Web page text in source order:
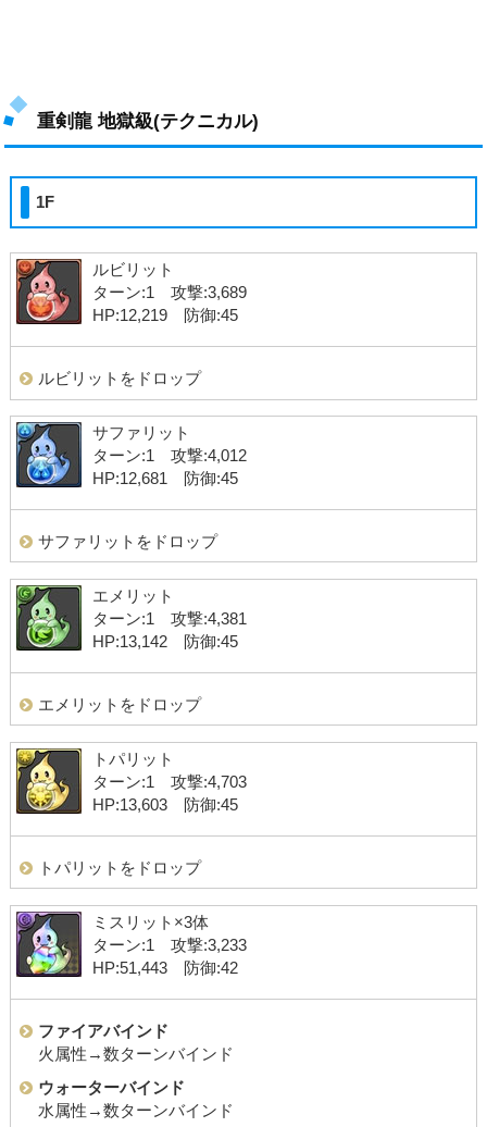
重剣龍 地獄級(テクニカル)
1F
ルビリット
ターン:1 攻撃:3,689
HP:12,219 防御:45
ルビリットをドロップ
サファリット
ターン:1 攻撃:4,012
HP:12,681 防御:45
サファリットをドロップ
エメリット
ターン:1 攻撃:4,381
HP:13,142 防御:45
エメリットをドロップ
トパリット
ターン:1 攻撃:4,703
HP:13,603 防御:45
トパリットをドロップ
ミスリット×3体
ターン:1 攻撃:3,233
HP:51,443 防御:42
ファイアバインド
火属性→数ターンバインド
ウォーターバインド
水属性→数ターンバインド